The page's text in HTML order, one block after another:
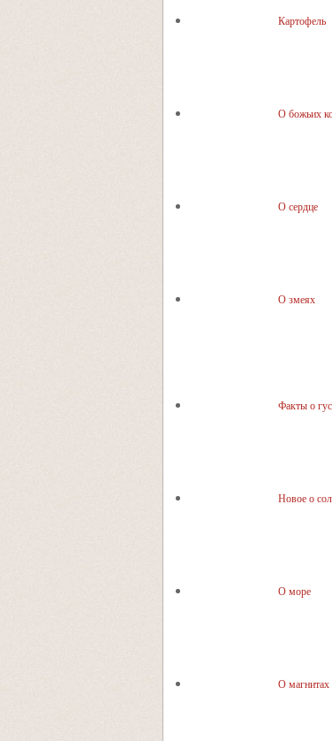
Картофель
О божьих
О сердце
О змеях
Факты о
Новое о
О море
О магнитах